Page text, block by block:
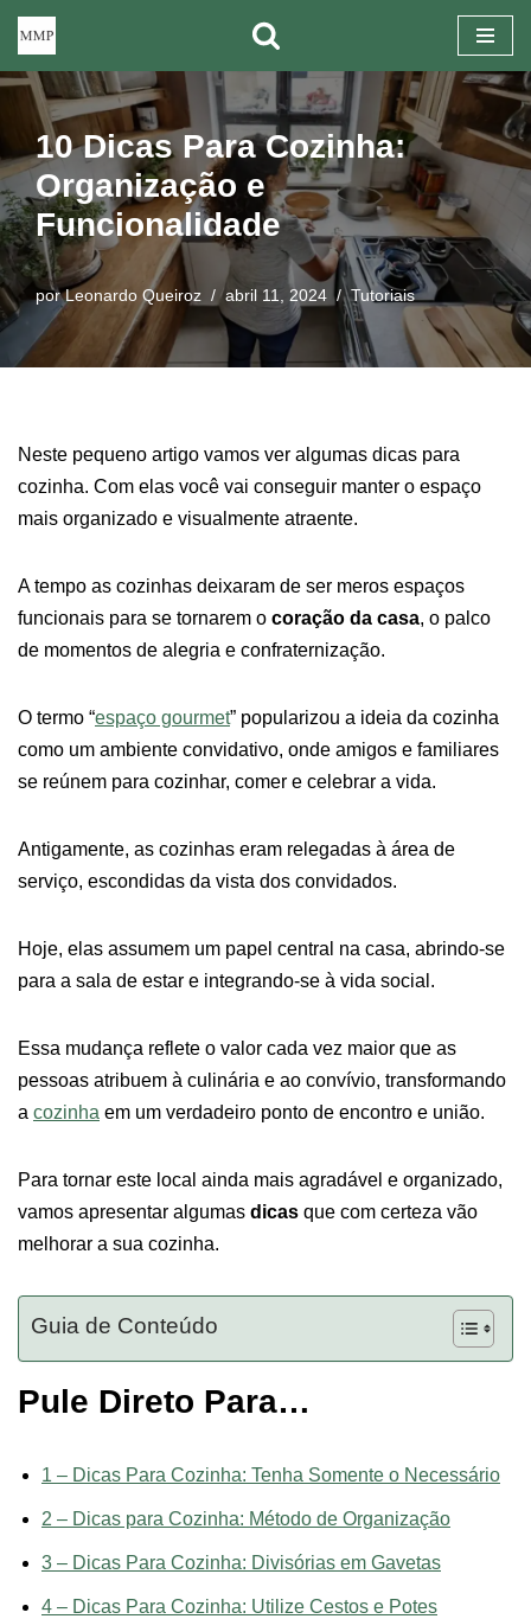
para
conteúdo
10 Dicas Para Cozinha:
Organização e
Funcionalidade
porLeonardo Queiroz abril 11, 2024 Tutoriais
Neste pequeno artigo vamos ver algumas dicas para
cozinha. Com elas você vai conseguir manter o espaço
mais organizado e visualmente atraente.
A tempo as cozinhas deixaram de ser meros espaços
funcionais para se tornarem o coração da casa, o palco
de momentos de alegria e confraternização.
O termo “espaço gourmet” popularizou a ideia da cozinha
como um ambiente convidativo, onde amigos e familiares
se reúnem para cozinhar, comer e celebrar a vida.
Antigamente, as cozinhas eram relegadas à área de
serviço, escondidas da vista dos convidados.
Hoje, elas assumem um papel central na casa, abrindo-se
para a sala de estar e integrando-se à vida social.
Essa mudança reflete o valor cada vez maior que as
pessoas atribuem à culinária e ao convívio, transformando
a cozinha em um verdadeiro ponto de encontro e união.
Para tornar este local ainda mais agradável e organizado,
vamos apresentar algumas dicas que com certeza vão
melhorar a sua cozinha.
Guia de Conteúdo
Pule Direto Para…
1 – Dicas Para Cozinha: Tenha Somente o Necessário
2 – Dicas para Cozinha: Método de Organização
3 – Dicas Para Cozinha: Divisórias em Gavetas
4 – Dicas Para Cozinha: Utilize Cestos e Potes